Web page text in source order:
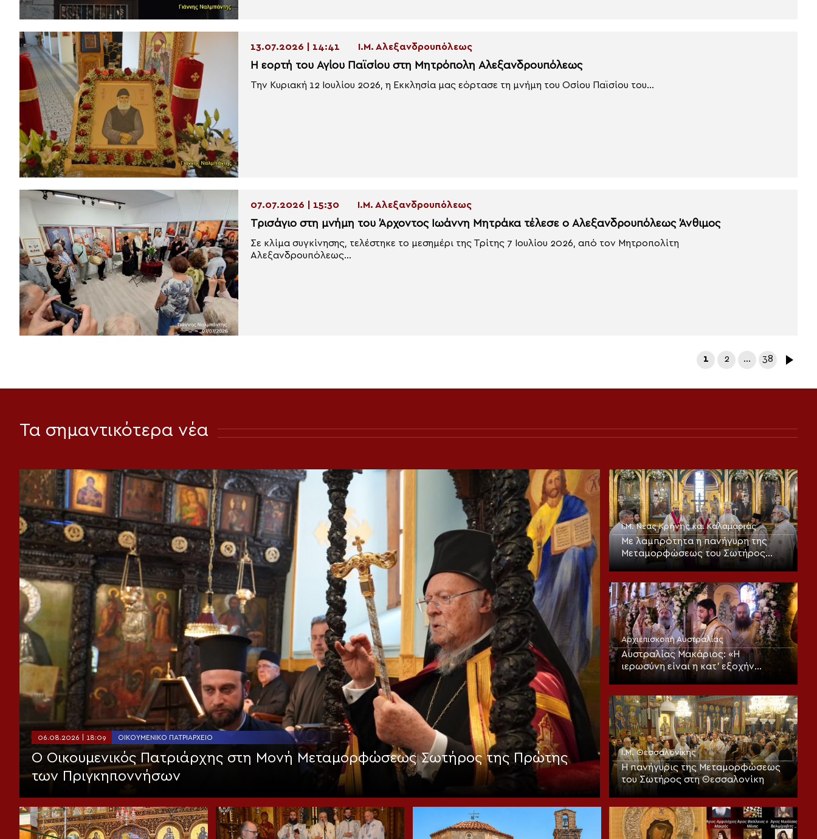
13.07.2026 | 14:41 Ι.Μ. Αλεξανδρουπόλεως
Η εορτή του Αγίου Παϊσίου στη Μητρόπολη Αλεξανδρουπόλεως
Την Κυριακή 12 Ιουλίου 2026, η Εκκλησία μας εόρτασε τη μνήμη του Οσίου Παϊσίου του...
07.07.2026 | 15:30 Ι.Μ. Αλεξανδρουπόλεως
Τρισάγιο στη μνήμη του Άρχοντος Ιωάννη Μητράκα τέλεσε ο Αλεξανδρουπόλεως Άνθιμος
Σε κλίμα συγκίνησης, τελέστηκε το μεσημέρι της Τρίτης 7 Ιουλίου 2026, από τον Μητροπολίτη
Αλεξανδρουπόλεως...
1 2 … 38
Τα σημαντικότερα νέα
06.08.2026 | 18:09 ΟΙΚΟΥΜΕΝΙΚΌ ΠΑΤΡΙΑΡΧΕΊΟ
Ο Οικουμενικός Πατριάρχης στη Μονή Μεταμορφώσεως Σωτήρος της Πρώτης
των Πριγκηποννήσων
Ι.Μ. Νέας Κρήνης και Καλαμαριάς
Με λαμπρότητα η πανήγυρη της
Μεταμορφώσεως του Σωτήρος
στην Καλαμαριά (ΦΩΤΟ)
Αρχιεπισκοπή Αυστραλίας
Αυστραλίας Μακάριος: «Η
ιερωσύνη είναι η κατ’ εξοχήν
μεταμορφωτική δύναμη μέσα σε
πνευματικά»
Ι.Μ. Θεσσαλονίκης
Η πανήγυρις της Μεταμορφώσεως
του Σωτήρος στη Θεσσαλονίκη